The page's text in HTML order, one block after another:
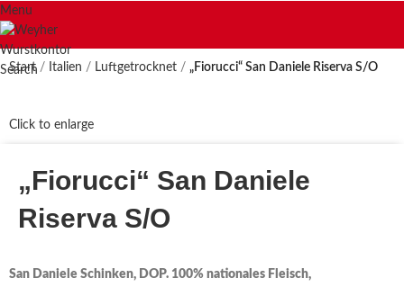
Menu
Search
Start Italien Luftgetrocknet „Fiorucci“ San Daniele Riserva S/O
Click to enlarge
„Fiorucci“ San Daniele
Riserva S/O
San Daniele Schinken, DOP. 100% nationales Fleisch,